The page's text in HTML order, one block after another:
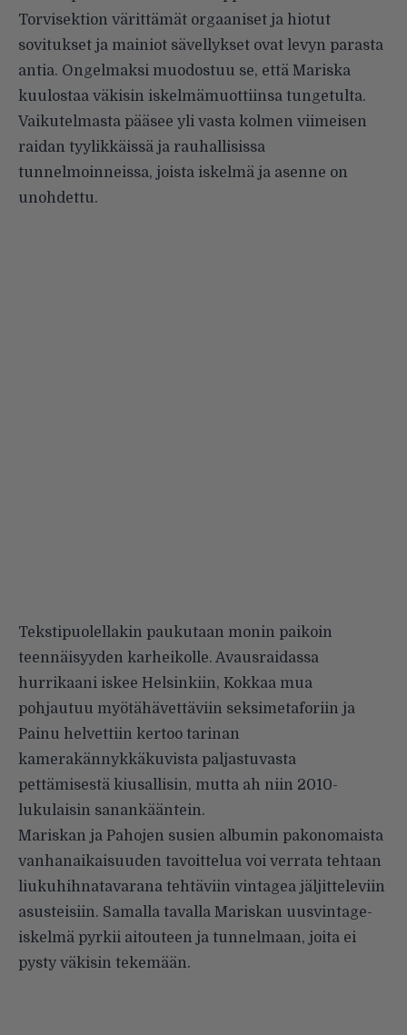
Torvisektion värittämät orgaaniset ja hiotut
sovitukset ja mainiot sävellykset ovat levyn parasta
antia. Ongelmaksi muodostuu se, että Mariska
kuulostaa väkisin iskelmämuottiinsa tungetulta.
Vaikutelmasta pääsee yli vasta kolmen viimeisen
raidan tyylikkäissä ja rauhallisissa
tunnelmoinneissa, joista iskelmä ja asenne on
unohdettu.
Tekstipuolellakin paukutaan monin paikoin
teennäisyyden karheikolle. Avausraidassa
hurrikaani iskee Helsinkiin, Kokkaa mua
pohjautuu myötähävettäviin seksimetaforiin ja
Painu helvettiin kertoo tarinan
kamerakännykkäkuvista paljastuvasta
pettämisestä kiusallisin, mutta ah niin 2010-
lukulaisin sanankääntein.
Mariskan ja Pahojen susien albumin pakonomaista
vanhanaikaisuuden tavoittelua voi verrata tehtaan
liukuhihnatavarana tehtäviin vintagea jäljitteleviin
asusteisiin. Samalla tavalla Mariskan uusvintage-
iskelmä pyrkii aitouteen ja tunnelmaan, joita ei
pysty väkisin tekemään.